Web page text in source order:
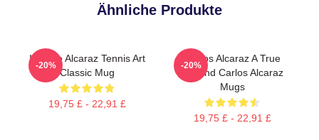
Ähnliche Produkte
Intense Alcaraz Tennis Art
Classic Mug
19,75 £ - 22,91 £
-20%
Carlos Alcaraz A True
Legend Carlos Alcaraz
Mugs
19,75 £ - 22,91 £
-20%